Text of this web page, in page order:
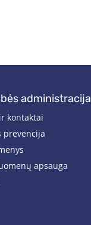
administracija
kontaktai
prevencija
apsauga